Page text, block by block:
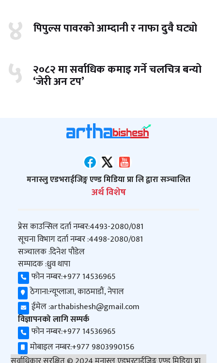
४ पिपुल्स पावरको आम्दानी र नाफा दुवै घट्यो
५ २०८२ मा सर्वाधिक कमाइ गर्ने चलचित्र बन्यो
‘जेरी अन टप’
मनास्लु एडभराईजिङ्ग एण्ड मिडिया प्रा लि द्वारा सञ्‍चालित
अर्थ विशेष
प्रेस काउन्सिल दर्ता नम्बर:4493-2080/081
सूचना विभाग दर्ता नम्बर :4498-2080/081
सञ्‍चालक :दिनेश पौडेल
सम्पादक :ध्रुव थापा
फोन नम्बर:+977 14536965
ठेगाना:न्यूप्लाजा, काठमाडौं, नेपाल
ईमेल :arthabishesh@gmail.com
विज्ञापनको लागि सम्पर्क
फोन नम्बर:+977 14536965
मोबाइल नम्बर:+977 9803990156